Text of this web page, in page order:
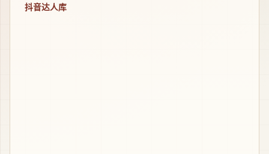
抖音达人库